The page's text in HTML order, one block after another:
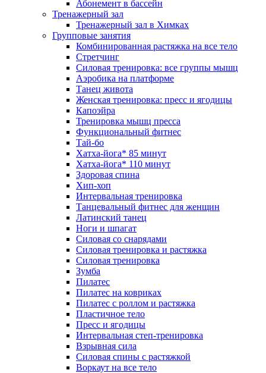
Абонемент в бассейн
Тренажерный зал
Тренажерный зал в Химках
Групповые занятия
Комбинированная растяжка на все тело
Стретчинг
Силовая тренировка: все группы мышц
Аэробика на платформе
Танец живота
Женская тренировка: пресс и ягодицы
Капоэйра
Тренировка мышц пресса
Функциональный фитнес
Тай-бо
Хатха-йога* 85 минут
Хатха-йога* 110 минут
Здоровая спина
Хип-хоп
Интервальная тренировка
Танцевальный фитнес для женщин
Латинский танец
Ноги и шпагат
Силовая со снарядами
Силовая тренировка и растяжка
Силовая тренировка
Зумба
Пилатес
Пилатес на ковриках
Пилатес с роллом и растяжка
Пластичное тело
Пресс и ягодицы
Интервальная степ-тренировка
Взрывная сила
Силовая спины с растяжкой
Воркаут на все тело